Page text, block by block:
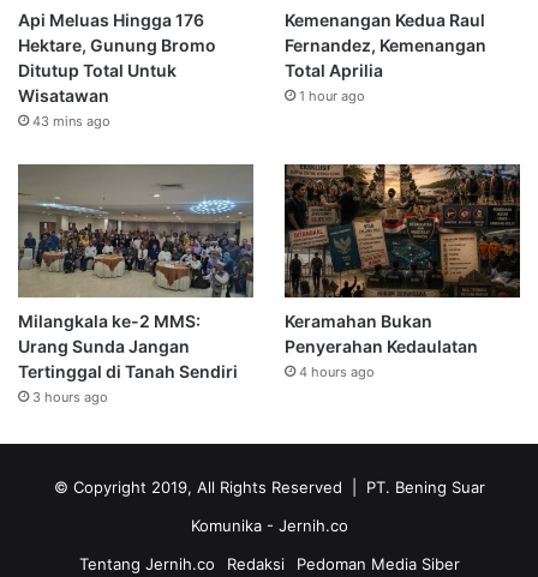
Api Meluas Hingga 176
Hektare, Gunung Bromo
Ditutup Total Untuk
Wisatawan
43 mins ago
Kemenangan Kedua Raul
Fernandez, Kemenangan
Total Aprilia
1 hour ago
Milangkala ke-2 MMS:
Urang Sunda Jangan
Tertinggal di Tanah Sendiri
3 hours ago
Keramahan Bukan
Penyerahan Kedaulatan
4 hours ago
© Copyright 2019, All Rights Reserved | PT. Bening Suar
Komunika - Jernih.co
Tentang Jernih.co
Redaksi Pedoman Media Siber